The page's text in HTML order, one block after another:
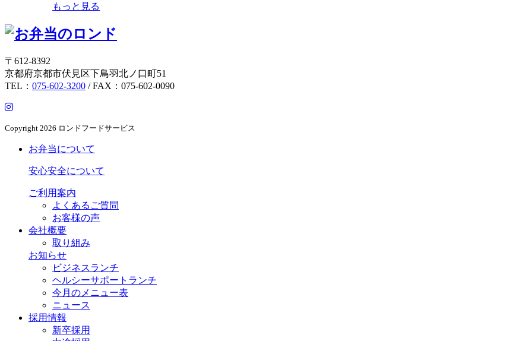
もっと見る
〒612-8392
京都府京都市伏見区下鳥羽北ノ口町51
TEL： 075-602-3200 / FAX：075-602-0090
Copyright 2026 ロンドフードサービス
お弁当について
安心安全について
ご利用案内
よくあるご質問
お客様の声
会社概要
取り組み
お知らせ
ビジネスランチ
ヘルシーサポートランチ
今月のメニュー表
ニュース
採用情報
新卒採用